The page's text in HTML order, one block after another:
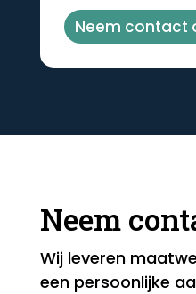
Neem contact
Neem
Wij leveren
een persoonlijke